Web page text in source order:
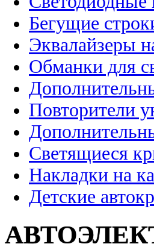
Бегущие
Эквалайзеры
Обманки для
Повторители
Светящиеся
Накладки на
Детские